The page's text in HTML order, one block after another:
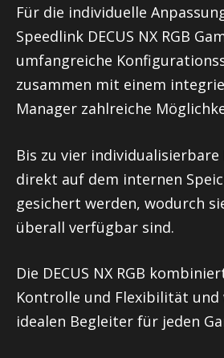
Für die individuelle
Speedlink DECUS NX RGB
umfangreiche
zusammen mit einem
Manager zahlreiche
Bis zu vier
direkt auf dem internen
gesichert werden, wodurch
überall verfügbar sind.
Die DECUS NX RGB
Kontrolle und Flexibilität und
idealen Begleiter für jeden